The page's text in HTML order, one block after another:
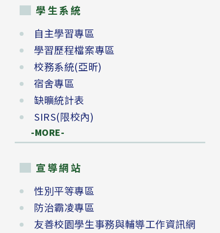
學生系統
自主學習專區
學習歷程檔案專區
校務系統(亞昕)
宿舍專區
缺曠統計表
SIRS(限校內)
-MORE-
宣導網站
性別平等專區
防治霸凌專區
友善校園學生事務與輔導工作資訊網